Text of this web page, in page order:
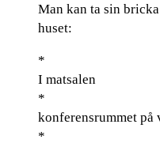
Man kan ta sin
huset:
*
I matsalen
*
konferensrummet på
*